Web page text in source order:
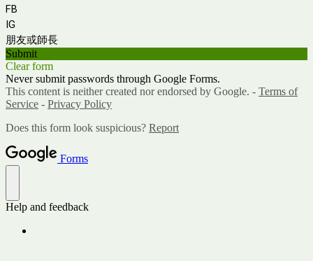
FB
IG
朋友或師長
Submit
Clear form
Never submit passwords through Google Forms.
This content is neither created nor endorsed by Google. - Terms of
Service - Privacy Policy
Does this form look suspicious? Report
Forms
Help and feedback